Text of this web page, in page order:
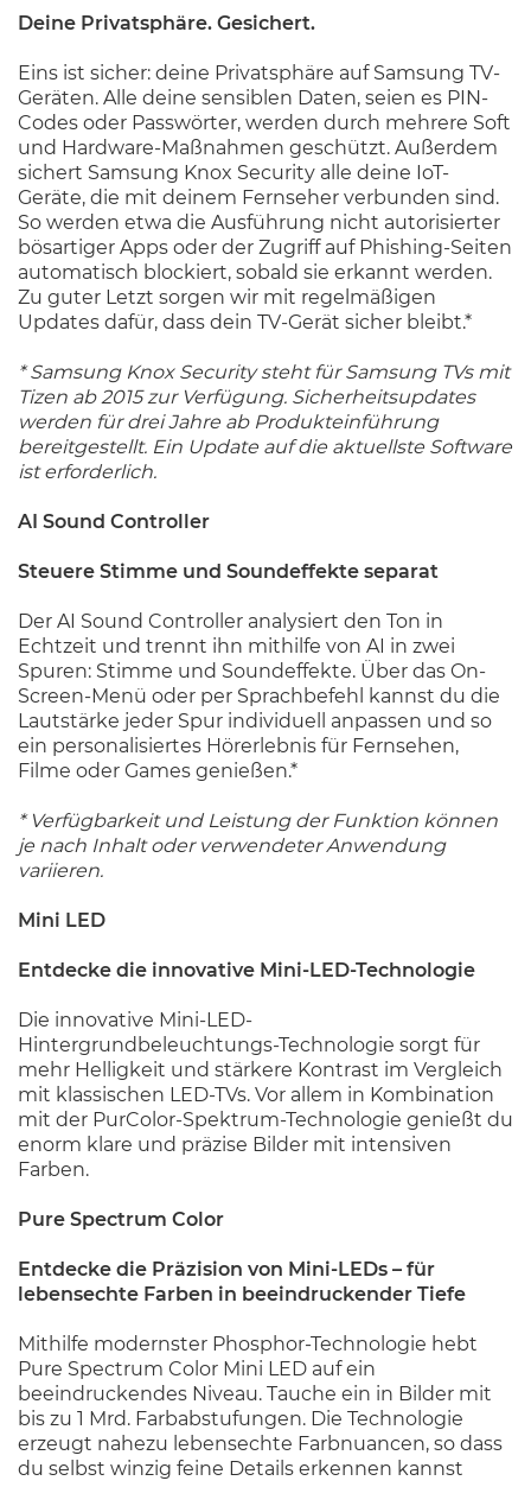
Deine Privatsphäre. Gesichert.
Eins ist sicher: deine Privatsphäre auf Samsung TV-
Geräten. Alle deine sensiblen Daten, seien es PIN-
Codes oder Passwörter, werden durch mehrere Soft
und Hardware-Maßnahmen geschützt. Außerdem
sichert Samsung Knox Security alle deine IoT-
Geräte, die mit deinem Fernseher verbunden sind.
So werden etwa die Ausführung nicht autorisierter
bösartiger Apps oder der Zugriff auf Phishing-Seiten
automatisch blockiert, sobald sie erkannt werden.
Zu guter Letzt sorgen wir mit regelmäßigen
Updates dafür, dass dein TV-Gerät sicher bleibt.*
* Samsung Knox Security steht für Samsung TVs mit
Tizen ab 2015 zur Verfügung. Sicherheitsupdates
werden für drei Jahre ab Produkteinführung
bereitgestellt. Ein Update auf die aktuellste Software
ist erforderlich.
AI Sound Controller
Steuere Stimme und Soundeffekte separat
Der AI Sound Controller analysiert den Ton in
Echtzeit und trennt ihn mithilfe von AI in zwei
Spuren: Stimme und Soundeffekte. Über das On-
Screen-Menü oder per Sprachbefehl kannst du die
Lautstärke jeder Spur individuell anpassen und so
ein personalisiertes Hörerlebnis für Fernsehen,
Filme oder Games genießen.*
* Verfügbarkeit und Leistung der Funktion können
je nach Inhalt oder verwendeter Anwendung
variieren.
Mini LED
Entdecke die innovative Mini-LED-Technologie
Die innovative Mini-LED-
Hintergrundbeleuchtungs-Technologie sorgt für
mehr Helligkeit und stärkere Kontrast im Vergleich
mit klassischen LED-TVs. Vor allem in Kombination
mit der PurColor-Spektrum-Technologie genießt du
enorm klare und präzise Bilder mit intensiven
Farben.
Pure Spectrum Color
Entdecke die Präzision von Mini-LEDs – für
lebensechte Farben in beeindruckender Tiefe
Mithilfe modernster Phosphor-Technologie hebt
Pure Spectrum Color Mini LED auf ein
beeindruckendes Niveau. Tauche ein in Bilder mit
bis zu 1 Mrd. Farbabstufungen. Die Technologie
erzeugt nahezu lebensechte Farbnuancen, so dass
du selbst winzig feine Details erkennen kannst